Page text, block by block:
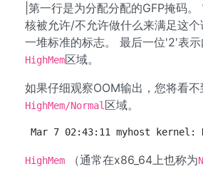
|第一行是为分配分配的GFP掩码
核被允许/不允许做什么来满足这
一堆标准的标志。 最后一位'2'表
HighMem区域。
如果仔细观察OOM输出，您将看
HighMem/Normal 区域。
Mar 7 02:43:11 myhost kernel:
HighMem （通常在x86_64上也称为